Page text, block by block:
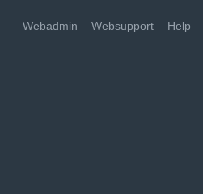
Webadmin Websupport Help